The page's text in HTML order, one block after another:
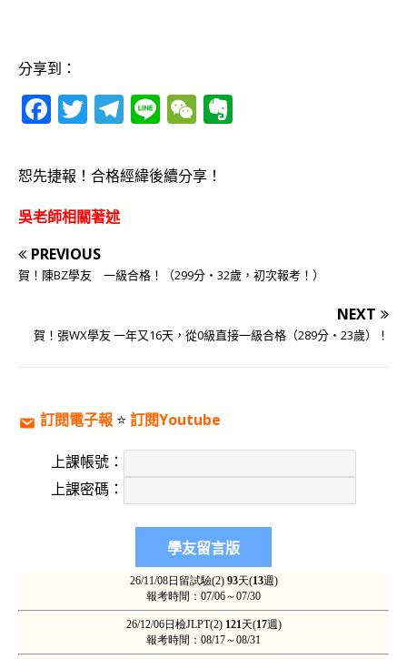
分享到：
F
c
e
b
o
o
T
it
te
r
T
e
g
Li
e
W
C
h
te
恕先捷報！合格經緯後續分享！
吳老師相關著述
PREVIOUS
賀！陳BZ學友 一級合格！（299分‧32歲，初次報考！）
NEXT
賀！張WX學友 一年又16天，從0級直接一級合格（289分‧23歲）！
訂閱電子報 ⭐️ 訂閱Youtube
上課帳號：
上課密碼：